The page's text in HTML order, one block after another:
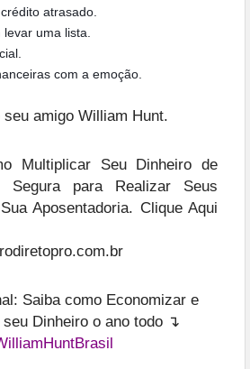
atrasado.
uma lista.
com a emoção.
amigo William Hunt.
Multiplicar Seu Dinheiro de
para Realizar Seus
Aposentadoria. Clique Aqui
Saiba como Economizar e
Dinheiro o ano todo ↴